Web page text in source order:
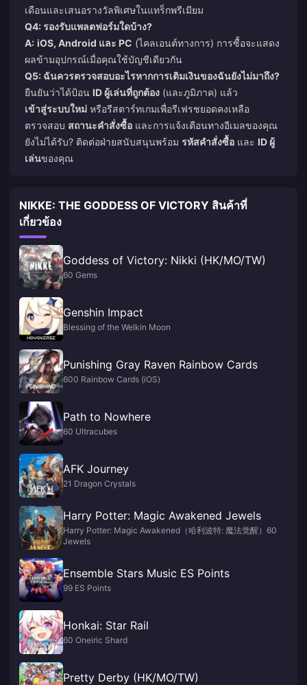
เดือนและเสนอรางวัลพิเศษในแทร็กพรีเมียม
Q4: รองรับแพลตฟอร์มใดบ้าง?
A: iOS, Android และ PC (ไคลเอนต์ทางการ) การซื้อจะแสดง
ผลข้ามอุปกรณ์เมื่อคุณใช้บัญชีเดียวกัน
Q5: ฉันควรตรวจสอบอะไรหากการเติมเงินของฉันยังไม่มาถึง?
ยืนยันว่าได้ป้อน ID ผู้เล่นที่ถูกต้อง (และภูมิภาค) แล้ว
เข้าสู่ระบบใหม่ หรือรีสตาร์ทเกมเพื่อรีเฟรชยอดคงเหลือ
ตรวจสอบ สถานะคำสั่งซื้อ และการแจ้งเตือนทางอีเมลของคุณ
ยังไม่ได้รับ? ติดต่อฝ่ายสนับสนุนพร้อม รหัสคำสั่งซื้อ และ ID ผู้
เล่นของคุณ
NIKKE: THE GODDESS OF VICTORY สินค้าที่
เกี่ยวข้อง
Goddess of Victory: Nikki (HK/MO/TW)
60 Gems
Genshin Impact
Blessing of the Welkin Moon
Punishing Gray Raven Rainbow Cards
600 Rainbow Cards (iOS)
Path to Nowhere
60 Ultracubes
AFK Journey
21 Dragon Crystals
Harry Potter: Magic Awakened Jewels
Harry Potter: Magic Awakened（哈利波特: 魔法觉醒）60
Jewels
Ensemble Stars Music ES Points
99 ES Points
Honkai: Star Rail
60 Oneiric Shard
Pretty Derby (HK/MO/TW)